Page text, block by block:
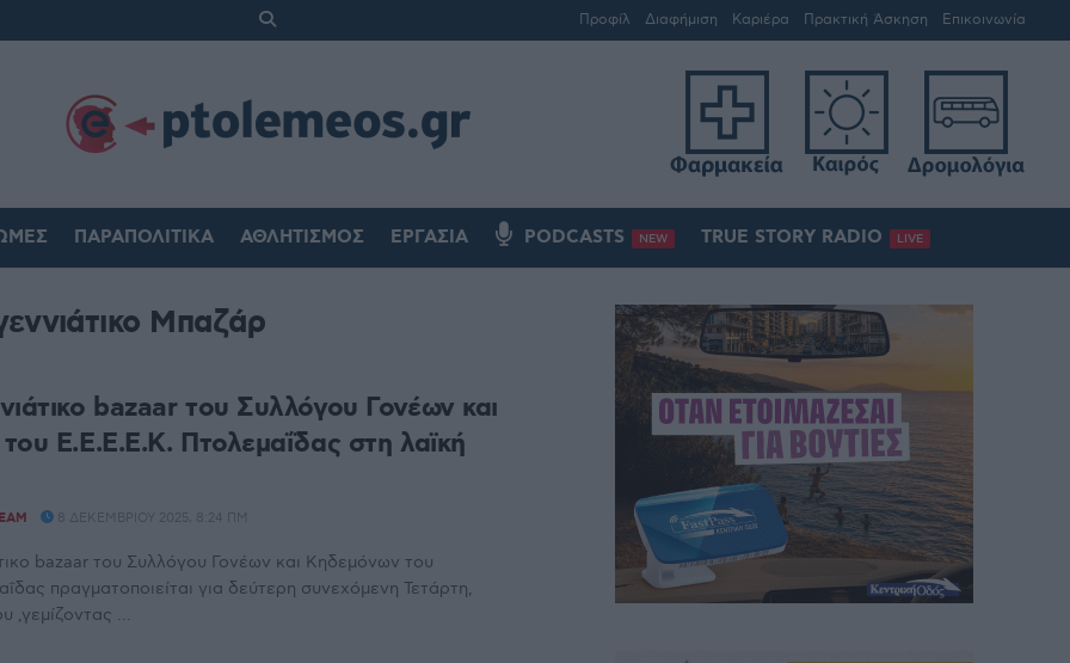
Προφίλ Διαφήμιση Καριέρα Πρακτική Άσκηση Επικοινωνία
ΠΑΡΑΠΟΛΙΤΙΚΆ ΑΘΛΗΤΙΣΜΌΣ ΕΡΓΑΣΊΑ PODCASTS NEW TRUE STORY RADIO LIVE
Mπαζάρ
bazaar του Συλλόγου Γονέων και
Ε.Ε.Ε.Ε.Κ. Πτολεμαΐδας στη λαϊκή
8 ΔΕΚΕΜΒΡΊΟΥ 2025, 8:24 ΠΜ
bazaar του Συλλόγου Γονέων και Κηδεμόνων του
πραγματοποιείται για δεύτερη συνεχόμενη Τετάρτη,
,γεμίζοντας ...